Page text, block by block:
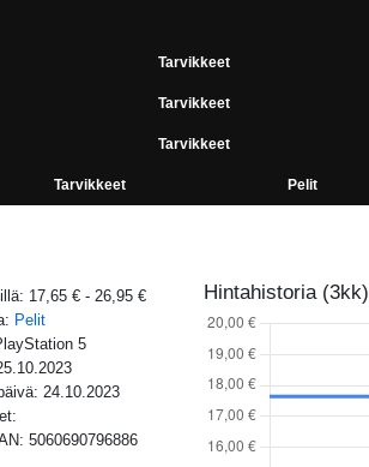
Tarvikkeet
Tarvikkeet
Tarvikkeet
Tarvikkeet Pelit
17,65 € - 26,95 €
Pelit
5
24.10.2023
: 5060690796886
Hintahistoria (3kk)